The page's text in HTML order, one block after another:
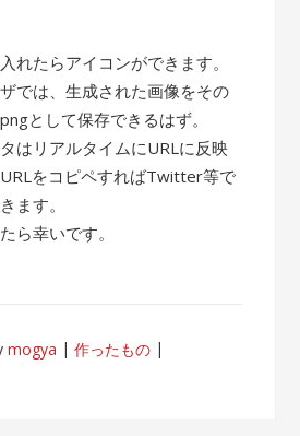
れたらアイコンができます。
では、生成された画像をその
として保存できるはず。
はリアルタイムにURLに反映
をコピペすればTwitter等で
ます。
ら幸いです。
mogya
作ったもの